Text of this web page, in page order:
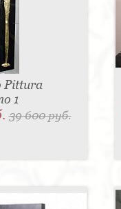
Pittura
1
39 600 руб.